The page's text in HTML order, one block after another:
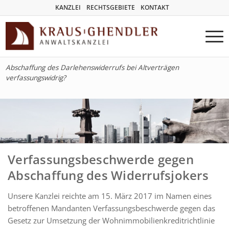
KANZLEI RECHTSGEBIETE KONTAKT
Abschaffung des Darlehenswiderrufs bei Altverträgen
verfassungswidrig?
Verfassungsbeschwerde gegen
Abschaffung des Widerrufsjokers
Unsere Kanzlei reichte am 15. März 2017 im Namen eines
betroffenen Mandanten Verfassungsbeschwerde gegen das
Gesetz zur Umsetzung der Wohnimmobilienkreditrichtlinie